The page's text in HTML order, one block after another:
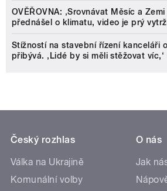
OVĚŘOVNA: ‚Srovnávat Měsíc a
přednášel o klimatu, video je prý
Stížností na stavební řízení kanceláři
přibývá. ‚Lidé by si měli stěžovat
Český rozhlas
Válka na Ukrajině
Komunální volby
O nás
Jak